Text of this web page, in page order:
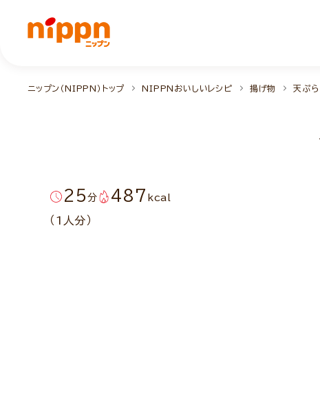
ニップン（NIPPN）トップ NIPPNおいしいレシピ 揚げ物 天ぷら
25 分 487 kcal
（1人分）